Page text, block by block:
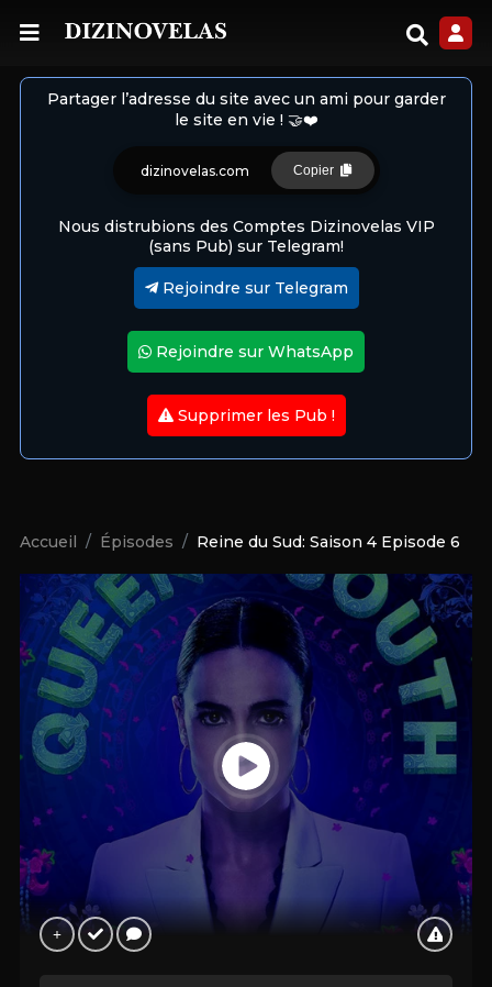
Partager l’adresse du site avec un ami pour garder
le site en vie ! 🤝❤️
dizinovelas.com Copier
Nous distrubions des Comptes Dizinovelas VIP
(sans Pub) sur Telegram!
Rejoindre sur Telegram
Rejoindre sur WhatsApp
Supprimer les Pub !
Accueil Épisodes Reine du Sud: Saison 4 Episode 6